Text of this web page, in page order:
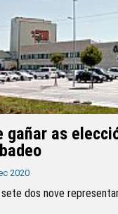
gañar as
2020
dos nove